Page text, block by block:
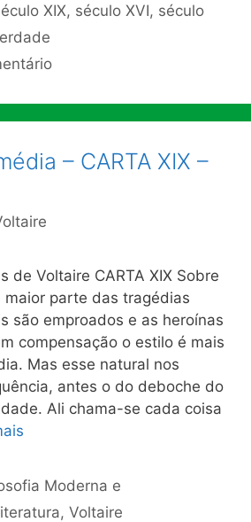
XIX, século XVI, século
– CARTA XIX –
de Voltaire CARTA XIX Sobre
maior parte das tragédias
são emproados e as heroínas
compensação o estilo é mais
Mas esse natural nos
antes o do deboche do
Ali chama-se cada coisa
Moderna e
, Voltaire